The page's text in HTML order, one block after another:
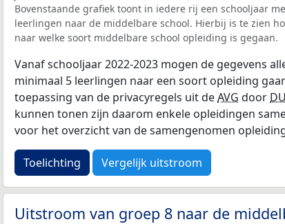
Bovenstaande grafiek toont in iedere rij een schooljaar
leerlingen naar de middelbare school. Hierbij is te zien
naar welke soort middelbare school opleiding is gegaan.
Vanaf schooljaar 2022-2023 mogen de gegevens
minimaal 5 leerlingen naar een soort opleiding
toepassing van de privacyregels uit deAVG door
kunnen tonen zijn daarom enkele opleidingen
voor het overzicht van de samengenomen
Toelichting Vergelijk uitstroom
Uitstroom van groep 8 naar de